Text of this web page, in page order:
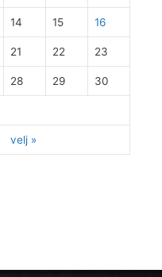
velj »
14 15 16
21 22 23
28 29 30